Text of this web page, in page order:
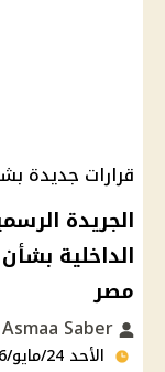
قرارات جديدة
الجريدة
الداخلية
مصر
الأحد 24/مايو/2026 - 02:18 م